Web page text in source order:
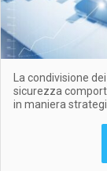
La condivisione
sicurezza
in maniera